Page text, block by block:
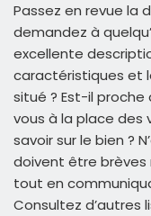
Passez en revue la
demandez à
excellente
caractéristiques et
situé ? Est-il
vous à la place des
savoir sur le bien ?
doivent être brèves
tout en
Consultez d’autres